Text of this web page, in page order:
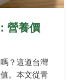
營養價
？這道台灣
。本文從青